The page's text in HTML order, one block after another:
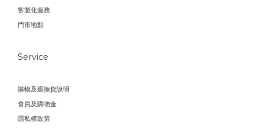
客製化服務
門市地點
Service
購物及退換貨說明
會員及購物金
隱私權政策